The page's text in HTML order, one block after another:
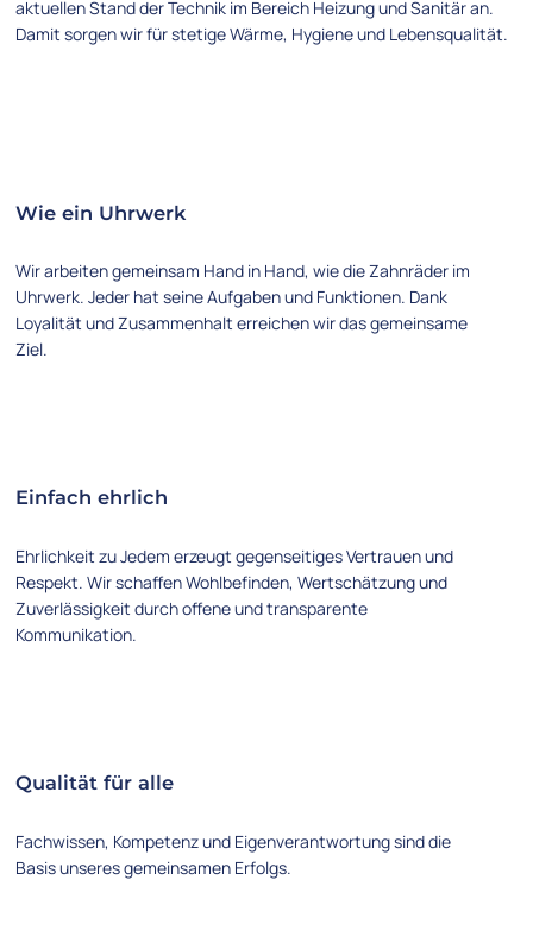
aktuellen Stand der Technik im Bereich Heizung und Sanitär an.
Damit sorgen wir für stetige Wärme, Hygiene und Lebensqualität.
Wie ein Uhrwerk
Wir arbeiten gemeinsam Hand in Hand, wie die Zahnräder im
Uhrwerk. Jeder hat seine Aufgaben und Funktionen. Dank
Loyalität und Zusammenhalt erreichen wir das gemeinsame
Ziel.
Einfach ehrlich
Ehrlichkeit zu Jedem erzeugt gegenseitiges Vertrauen und
Respekt. Wir schaffen Wohlbefinden, Wertschätzung und
Zuverlässigkeit durch offene und transparente
Kommunikation.
Qualität für alle
Fachwissen, Kompetenz und Eigenverantwortung sind die
Basis unseres gemeinsamen Erfolgs.